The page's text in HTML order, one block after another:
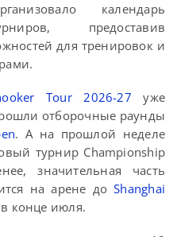
календарь
предоставив
для тренировок и
Tour 2026-27 уже
отборочные раунды
. А на прошлой неделе
турнир Championship
значительная часть
на арене доShanghai
в конце июля.